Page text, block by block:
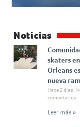
Noticias
skaters
Orleans
nueva
Hace 2 días
comentarios
Leer más »